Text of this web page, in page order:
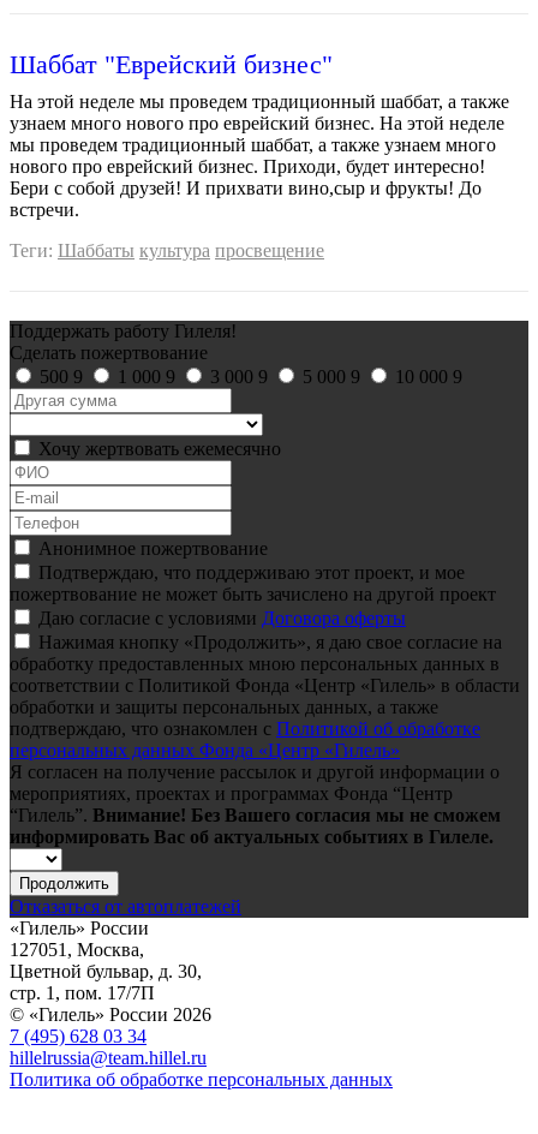
Шаббат "Еврейский бизнес"
На этой неделе мы проведем традиционный шаббат, а также
узнаем много нового про еврейский бизнес. На этой неделе
мы проведем традиционный шаббат, а также узнаем много
нового про еврейский бизнес. Приходи, будет интересно!
Бери с собой друзей! И прихвати вино,сыр и фрукты! До
встречи.
Теги: Шаббаты культура просвещение
Поддержать работу Гилеля!
Сделать пожертвование
500 9 1 000 9 3 000 9 5 000 9 10 000 9
Хочу жертвовать ежемесячно
Анонимное пожертвование
Подтверждаю, что поддерживаю этот проект, и мое
пожертвование не может быть зачислено на другой проект
Даю согласие с условиями Договора оферты
Нажимая кнопку «Продолжить», я даю свое согласие на
обработку предоставленных мною персональных данных в
соответствии с Политикой Фонда «Центр «Гилель» в области
обработки и защиты персональных данных, а также
подтверждаю, что ознакомлен с Политикой об обработке
персональных данных Фонда «Центр «Гилель»
Я согласен на получение рассылок и другой информации о
мероприятиях, проектах и программах Фонда “Центр
“Гилель”. Внимание! Без Вашего согласия мы не сможем
информировать Вас об актуальных событиях в Гилеле.
Продолжить
Отказаться от автоплатежей
«Гилель» России
127051, Москва,
Цветной бульвар, д. 30,
стр. 1, пом. 17/7П
© «Гилель» России 2026
7 (495) 628 03 34
hillelrussia@team.hillel.ru
Политика об обработке персональных данных